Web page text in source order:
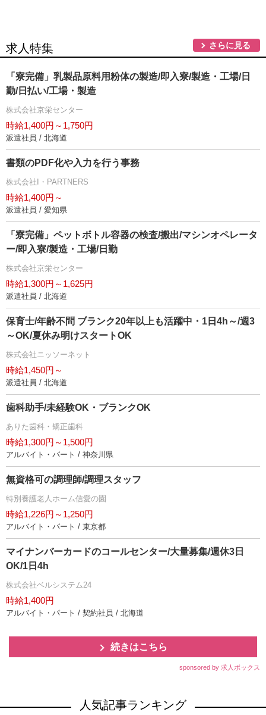
求人特集 さらに見る
「寮完備」乳製品原料用粉体の製造/即入寮/製造・工場/日
勤/日払い/工場・製造
株式会社京栄センター
時給1,400円～1,750円
派遣社員 / 北海道
書類のPDF化や入力を行う事務
株式会社I・PARTNERS
時給1,400円～
派遣社員 / 愛知県
「寮完備」ペットボトル容器の検査/搬出/マシンオペレータ
ー/即入寮/製造・工場/日勤
株式会社京栄センター
時給1,300円～1,625円
派遣社員 / 北海道
保育士/年齢不問 ブランク20年以上も活躍中・1日4h～/週3
～OK/夏休み明けスタートOK
株式会社ニッソーネット
時給1,450円～
派遣社員 / 北海道
歯科助手/未経験OK・ブランクOK
ありた歯科・矯正歯科
時給1,300円～1,500円
アルバイト・パート / 神奈川県
無資格可の調理師/調理スタッフ
特別養護老人ホーム信愛の園
時給1,226円～1,250円
アルバイト・パート / 東京都
マイナンバーカードのコールセンター/大量募集/週休3日
OK/1日4h
株式会社ベルシステム24
時給1,400円
アルバイト・パート / 契約社員 / 北海道
続きはこちら
sponsored by 求人ボックス
人気記事ランキング